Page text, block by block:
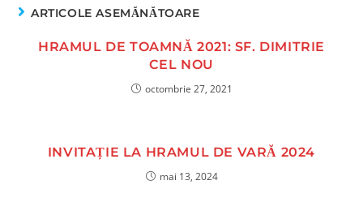
ARTICOLE ASEMĂNĂTOARE
HRAMUL DE TOAMNĂ 2021: SF. DIMITRIE
CEL NOU
octombrie 27, 2021
INVITAȚIE LA HRAMUL DE VARĂ 2024
mai 13, 2024